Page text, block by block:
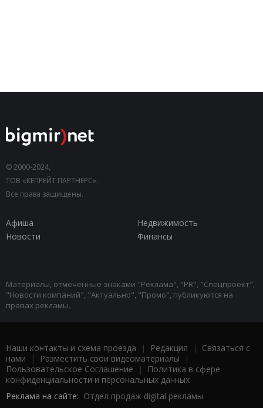
© 2000-2024,
ТОВ «КЕПРЕЙТ ПАРТНЕРС».
Все права защищены.
Афиша
Недвижимость
Новости
Финансы
Материалы, отмеченные знаками "Реклама", "PR", "Спецпроект",
"Новости компаний", "Актуально", "Промо", публикуются на
правах рекламы.
Наши контакты и схема проезда | Редакция | Связаться с
нами | Разместить свои видеоматериалы |
Пользовательское Соглашение |
Политика в сфере
конфиденциальности и персональных данных
Реклама на сайте: Отдел продаж digital рекламы